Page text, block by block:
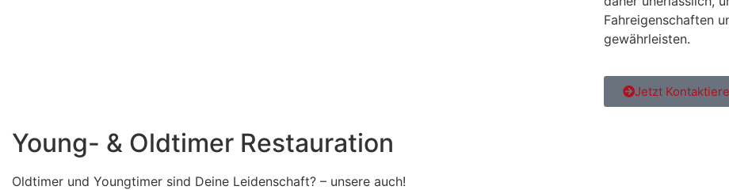
Fahreigenschaften
gewährleisten.
Jetzt
Young- & Oldtimer Restauration
Oldtimer und Youngtimer sind Deine Leidenschaft? – unsere auch!